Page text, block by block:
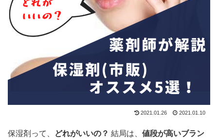
2021.01.26 2021.01.10
保湿剤って、 どれがいいの？ 結局は、 値段が高いブラン